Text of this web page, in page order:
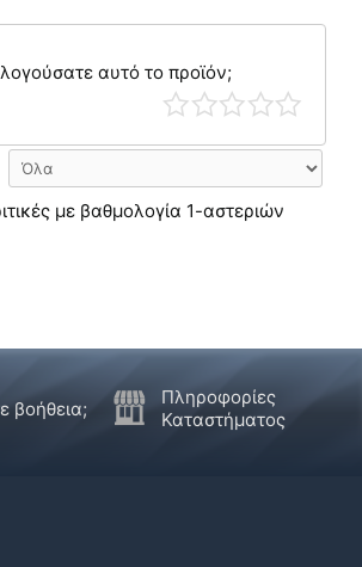
αυτό το προϊόν;
με βαθμολογία 1-αστεριών
βοήθεια;
Πληροφορίες
Καταστήματος